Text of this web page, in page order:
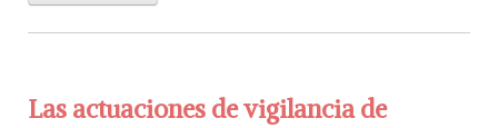
Las actuaciones de vigilancia de